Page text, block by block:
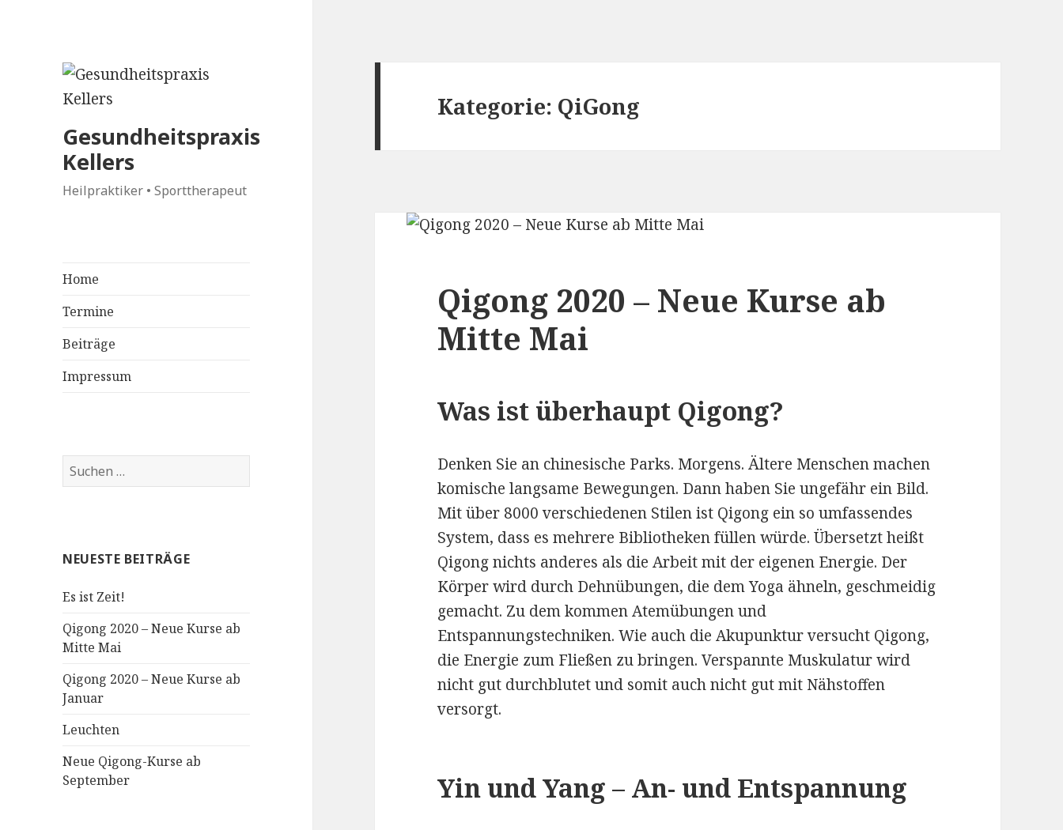
Gesundheitspraxis
Kellers
Heilpraktiker • Sporttherapeut
Home
Termine
Beiträge
Impressum
Suchen
nach:
NEUESTE BEITRÄGE
Es ist Zeit!
Qigong 2020 – Neue Kurse ab
Mitte Mai
Qigong 2020 – Neue Kurse ab
Januar
Leuchten
Neue Qigong-Kurse ab
September
Kategorie: QiGong
Qigong 2020 – Neue Kurse ab
Mitte Mai
Was ist überhaupt Qigong?
Denken Sie an chinesische Parks. Morgens. Ältere Menschen machen
komische langsame Bewegungen. Dann haben Sie ungefähr ein Bild.
Mit über 8000 verschiedenen Stilen ist Qigong ein so umfassendes
System, dass es mehrere Bibliotheken füllen würde. Übersetzt heißt
Qigong nichts anderes als die Arbeit mit der eigenen Energie. Der
Körper wird durch Dehnübungen, die dem Yoga ähneln, geschmeidig
gemacht. Zu dem kommen Atemübungen und
Entspannungstechniken. Wie auch die Akupunktur versucht Qigong,
die Energie zum Fließen zu bringen. Verspannte Muskulatur wird
nicht gut durchblutet und somit auch nicht gut mit Nähstoffen
versorgt.
Yin und Yang – An- und Entspannung